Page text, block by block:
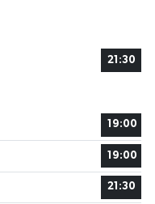
21:30
19:00
19:00
21:30